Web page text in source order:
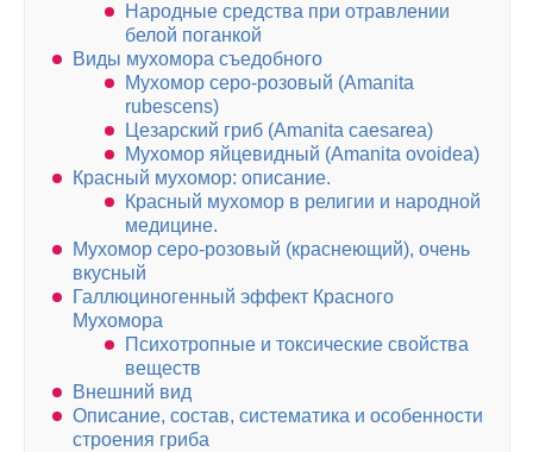
Народные средства при отравлении
белой поганкой
Виды мухомора съедобного
Мухомор серо-розовый (Amanita
rubescens)
Цезарский гриб (Amanita caesarea)
Мухомор яйцевидный (Amanita ovoidea)
Красный мухомор: описание.
Красный мухомор в религии и народной
медицине.
Мухомор серо-розовый (краснеющий), очень
вкусный
Галлюциногенный эффект Красного
Мухомора
Психотропные и токсические свойства
веществ
Внешний вид
Описание, состав, систематика и особенности
строения гриба